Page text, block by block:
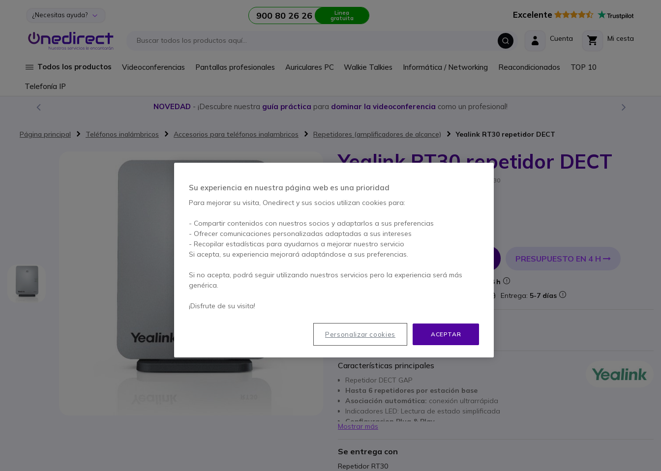
Ir al contenido
¿Necesitas ayuda? 900 80 26 26 Linea
gratuita Excelente
Mi cesta
Cuenta
Todos los productos Videoconferencias Pantallas profesionales Auriculares PC Walkie Talkies Informática / Networking Reacondicionados TOP 10
Telefonía IP
NOVEDAD - ¡Descubre nuestra guía práctica para dominar la videoconferencia como un profesional!
Página principal Teléfonos inalámbricos Accesorios para teléfonos inalambricos Repetidores (amplificadores de alcance) Yealink RT30 repetidor DECT
Yealink RT30 repetidor DECT
Ref. del producto: YEALINKRT30 // Ref. fabricante: YL-RT30
Repetidor DECT con diseño elegante
AHORRA 53,00 €
191,35 €
137,95 € s/Iva- 166,92 €
Cantidad
PRESUPUESTO EN 4 H
5 productos en stock
24/48 h
Entrega: 5-7 días
1 año de garantíadel fabricante
Paga en 3 pagos de
55,64 € Mostrar más
Características principales
Repetidor DECT GAP
Hasta 6 repetidores por estación base
Asociación automática: conexión ultrarrápida
Indicadores LED: Lectura de estado simplificada
Configuracion Plug & Play
Diseño elegante, posible montaje en pared
Mostrar más
Se entrega con
Repetidor RT30
Su experiencia en nuestra página web es una prioridad
Para mejorar su visita, Onedirect y sus socios utilizan cookies para:
- Compartir contenidos con nuestros socios y adaptarlos a sus preferencias
- Ofrecer comunicaciones personalizadas adaptadas a sus intereses
- Recopilar estadísticas para ayudarnos a mejorar nuestro servicio
Si acepta, su experiencia mejorará adaptándose a sus preferencias.
Si no acepta, podrá seguir utilizando nuestros servicios pero la experiencia será más
genérica.
¡Disfrute de su visita!
ACEPTAR
Personalizar cookies